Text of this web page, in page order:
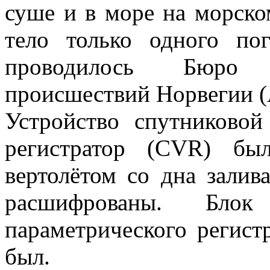
суше и в море на
тело только одного
проводилось Бюро
происшествий
Устройство
регистратор (CVR)
вертолётом со дна
расшифрованы.
параметрического
был.